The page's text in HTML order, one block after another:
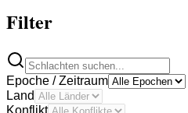
Filter
Epoche / Zeitraum
Land
Konflikt